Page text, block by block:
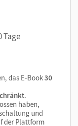
Tage
das E-Book30
.
haben,
und
der Plattform